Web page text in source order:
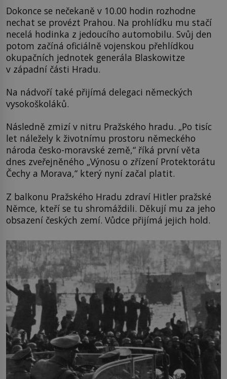
Dokonce se nečekaně v 10.00 hodin rozhodne
nechat se provézt Prahou. Na prohlídku mu stačí
necelá hodinka z jedoucího automobilu. Svůj den
potom začíná oficiálně vojenskou přehlídkou
okupačních jednotek generála Blaskowitze
v západní části Hradu.
Na nádvoří také přijímá delegaci německých
vysokoškoláků.
Následně zmizí v nitru Pražského hradu. „Po tisíc
let náležely k životnímu prostoru německého
národa česko-moravské země,“ říká první věta
dnes zveřejněného „Výnosu o zřízení Protektorátu
Čechy a Morava,“ který nyní začal platit.
Z balkonu Pražského Hradu zdraví Hitler pražské
Němce, kteří se tu shromáždili. Děkují mu za jeho
obsazení českých zemí. Vůdce přijímá jejich hold.